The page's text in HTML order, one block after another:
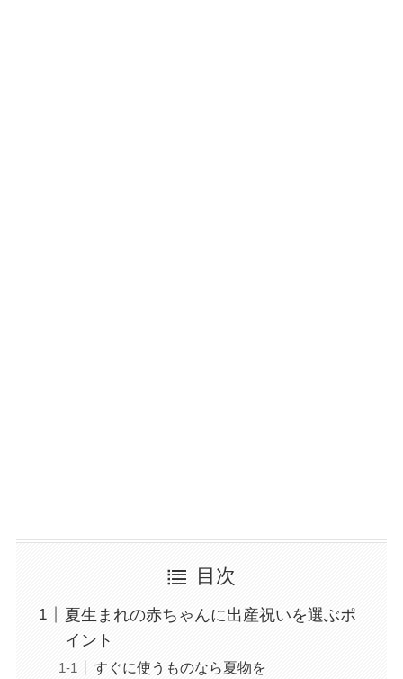
目次
夏生まれの赤ちゃんに出産祝いを選ぶポ
イント
すぐに使うものなら夏物を